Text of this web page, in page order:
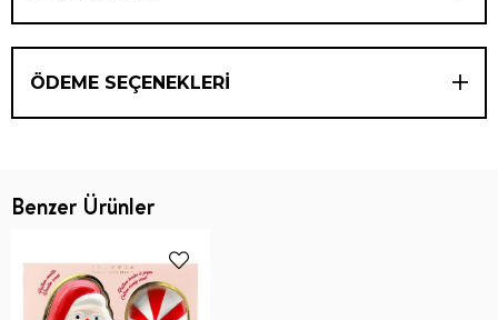
ÖDEME SEÇENEKLERI
Benzer Ürünler